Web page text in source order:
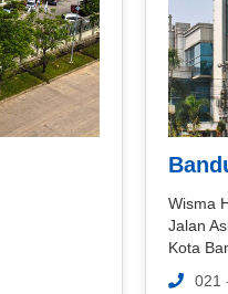
Wisma
Jalan
Kota
021